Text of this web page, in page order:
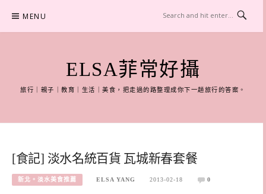
content
MENU
ELSA菲常好攝
旅行｜親子｜教育｜生活｜美食，把走過的路整理成你下一趟旅行的答案。
[食記] 淡水名統百貨 瓦城新春套餐
新北。淡水美食推薦 ELSA YANG 2013-02-18 0